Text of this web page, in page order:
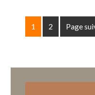
1 2 Page